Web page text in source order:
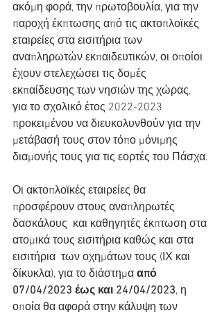
ακόμη φορά, την πρωτοβουλία, για την
παροχή έκπτωσης από τις ακτοπλοϊκές
εταιρείες στα εισιτήρια των
αναπληρωτών εκπαιδευτικών, οι οποίοι
έχουν στελεχώσει τις δομές
εκπαίδευσης των νησιών της χώρας,
για το σχολικό έτος 2022-2023
προκειμένου να διευκολυνθούν για την
μετάβασή τους στον τόπο μόνιμης
διαμονής τους για τις εορτές του Πάσχα.
Οι ακτοπλοϊκές εταιρείες θα
προσφέρουν στους αναπληρωτές
δασκάλους  και καθηγητές έκπτωση στα
ατομικά τους εισιτήρια καθώς και στα
εισιτήρια  των οχημάτων τους (ΙΧ και
δίκυκλα), για το διάστημα από
07/04/2023 έως και 24/04/2023, η
οποία θα αφορά στην κάλυψη των